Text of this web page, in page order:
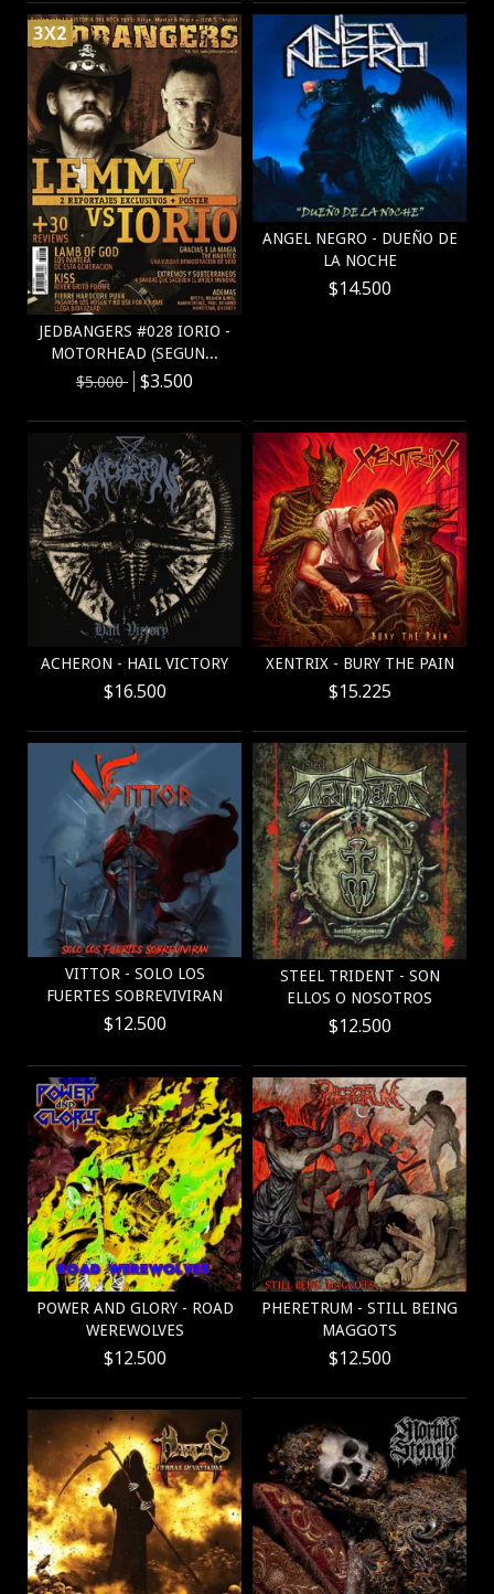
3X2
JEDBANGERS #028 IORIO -
MOTORHEAD (SEGUN...
$5.000 $3.500
ANGEL NEGRO - DUEÑO DE
LA NOCHE
$14.500
ACHERON - HAIL VICTORY
$16.500
XENTRIX - BURY THE PAIN
$15.225
VITTOR - SOLO LOS
FUERTES SOBREVIVIRAN
$12.500
STEEL TRIDENT - SON
ELLOS O NOSOTROS
$12.500
POWER AND GLORY - ROAD
WEREWOLVES
$12.500
PHERETRUM - STILL BEING
MAGGOTS
$12.500